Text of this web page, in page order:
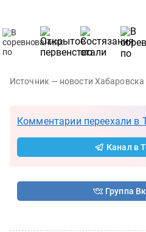
Источник — новости Хабаровска
Комментарии переехали в
Канал в
Группа